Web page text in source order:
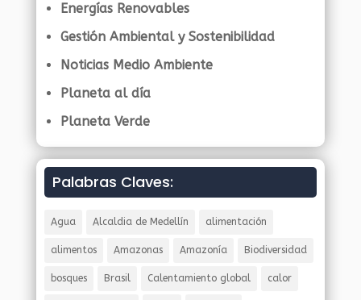
Energías Renovables
Gestión Ambiental y Sostenibilidad
Noticias Medio Ambiente
Planeta al día
Planeta Verde
Palabras Claves:
Agua Alcaldia de Medellín alimentación
alimentos Amazonas Amazonía Biodiversidad
bosques Brasil Calentamiento global calor